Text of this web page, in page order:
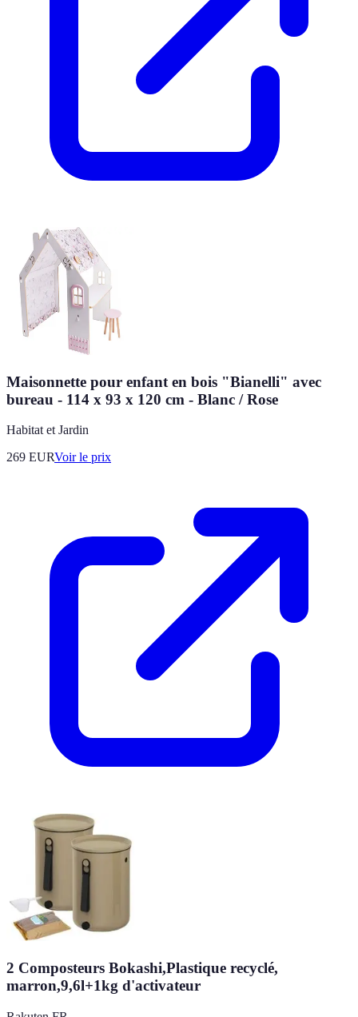
Maisonnette pour enfant en bois "Bianelli" avec
bureau - 114 x 93 x 120 cm - Blanc / Rose
Habitat et Jardin
269 EURVoir le prix
2 Composteurs Bokashi,Plastique recyclé,
marron,9,6l+1kg d'activateur